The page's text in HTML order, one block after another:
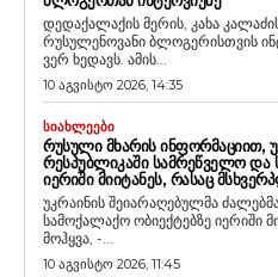
დედაქალაქის მერის, კახა
რუსულენოვანი ბლოგერისთვის
ვერ ხედავს. ამის...
10 აგვისტო 2026, 14:35
ᲡᲘᲐᲮᲚᲔᲔᲑᲘ
ᲠᲣᲡᲣᲚᲘ ᲛᲮᲐᲠᲘᲡ ᲘᲜᲤᲝᲠᲛᲐᲪᲘᲘᲗ,
ᲠᲔᲡᲞᲣᲑᲚᲘᲙᲐᲨᲘ ᲡᲐᲛᲠᲔᲬᲕᲔᲚᲝ ᲓᲐ
ᲘᲔᲠᲘᲨᲘ ᲛᲘᲘᲢᲐᲜᲔᲡ, ᲠᲐᲡᲐᲪ
უკრაინის შეიარაღებულმა
სამოქალაქო ობიექტებზე იერიში
მოჰყვა, -...
10 აგვისტო 2026, 11:45